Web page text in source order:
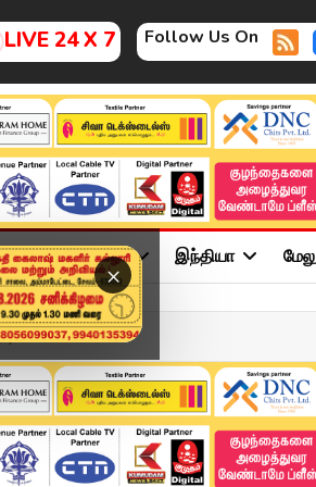
LIVE 24 X 7 Follow Us On
×
விளையாட்டு இந்தியா
|...